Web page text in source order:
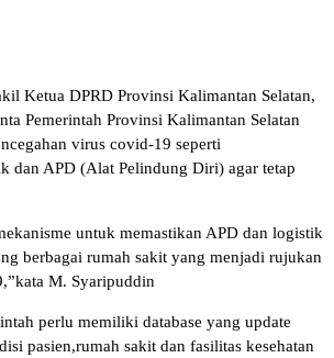
Ketua DPRD Provinsi Kalimantan Selatan,
Pemerintah Provinsi Kalimantan Selatan
virus covid-19 seperti
dan APD (Alat Pelindung Diri) agar tetap
untuk memastikan APD dan logistik
berbagai rumah sakit yang menjadi rujukan
M. Syaripuddin
perlu memiliki database yang update
pasien,rumah sakit dan fasilitas kesehatan